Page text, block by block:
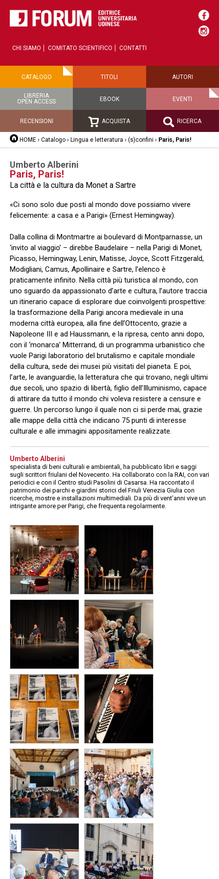
CHI SIAMO COMITATO SCIENTIFICO CONTATTI
CATALOGO TITOLI AUTORI
LIBRERIA
OPEN ACCESS
EBOOK EVENTI
RECENSIONI ACQUISTA RICERCA
HOME › Catalogo › Lingua e letteratura › (s)confini › Paris, Paris!
Umberto Alberini
Paris, Paris!
La città e la cultura da Monet a Sartre
«Ci sono solo due posti al mondo dove possiamo vivere
felicemente: a casa e a Parigi» (Ernest Hemingway).
Dalla collina di Montmartre ai boulevard di Montparnasse, un
‘invito al viaggio’ – direbbe Baudelaire – nella Parigi di Monet,
Picasso, Hemingway, Lenin, Matisse, Joyce, Scott Fitzgerald,
Modigliani, Camus, Apollinaire e Sartre, l’elenco è
praticamente infinito. Nella città più turistica al mondo, con
uno sguardo da appassionato d’arte e cultura, l’autore traccia
un itinerario capace di esplorare due coinvolgenti prospettive:
la trasformazione della Parigi ancora medievale in una
moderna città europea, alla fine dell’Ottocento, grazie a
Napoleone III e ad Haussmann, e la ripresa, cento anni dopo,
con il ‘monarca’ Mitterrand, di un programma urbanistico che
vuole Parigi laboratorio del brutalismo e capitale mondiale
della cultura, sede dei musei più visitati del pianeta. E poi,
l’arte, le avanguardie, la letteratura che qui trovano, negli ultimi
due secoli, uno spazio di libertà, figlio dell’Illuminismo, capace
di attirare da tutto il mondo chi voleva resistere a censure e
guerre. Un percorso lungo il quale non ci si perde mai, grazie
alle mappe della città che indicano 75 punti di interesse
culturale e alle immagini appositamente realizzate.
Umberto Alberini
specialista di beni culturali e ambientali, ha pubblicato libri e saggi
sugli scrittori friulani del Novecento. Ha collaborato con la RAI, con vari
periodici e con il Centro studi Pasolini di Casarsa. Ha raccontato il
patrimonio dei parchi e giardini storici del Friuli Venezia Giulia con
ricerche, mostre e installazioni multimediali. Da più di vent’anni vive un
intrigante amore per Parigi, che frequenta regolarmente.